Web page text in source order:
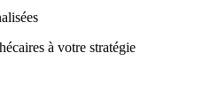
à votre stratégie